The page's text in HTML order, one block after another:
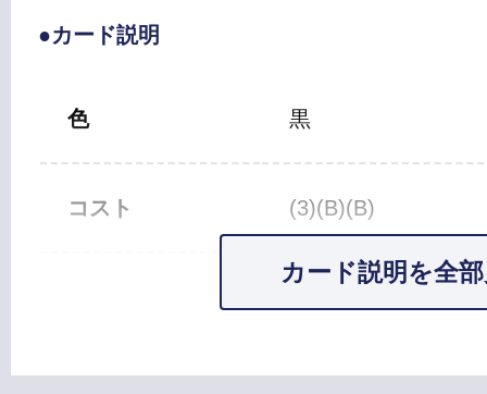
●カード説明
色 黒
コスト (3)(B)(B)
カード説明を全